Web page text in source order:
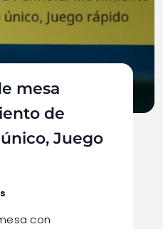
mesa
de
Juego
con